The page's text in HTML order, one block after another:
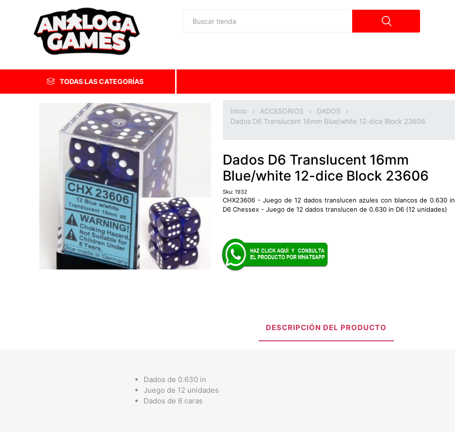
TODAS LAS CATEGORÍAS
Inicio ACCESORIOS
DADOS
Dados D6 Translucent 16mm Blue/white 12-dice Block 23606
Dados D6 Translucent 16mm
Blue/white 12-dice Block 23606
Sku: 1932
CHX23606 - Juego de 12 dados translucen azules con blancos de 0.630 in
D6 Chessex - Juego de 12 dados translucen de 0.630 in D6 (12 unidades)
DESCRIPCIÓN DEL PRODUCTO
Dados de 0.630 in
Juego de 12 unidades
Dados de 6 caras